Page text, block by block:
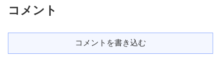
コメント
コメントを書き込む